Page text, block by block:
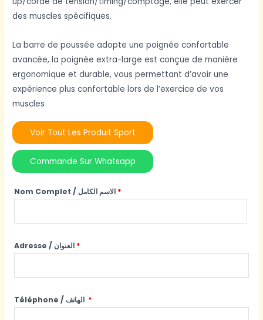
des muscles spécifiques.
La barre de poussée adopte une poignée confortable
avancée, la poignée extra-large est conçue de manière
ergonomique et durable, vous permettant d’avoir une
expérience plus confortable lors de l’exercice de vos
muscles
Voir Tout Les Produit Sport
Commande Sur Whatsapp
*
*
*